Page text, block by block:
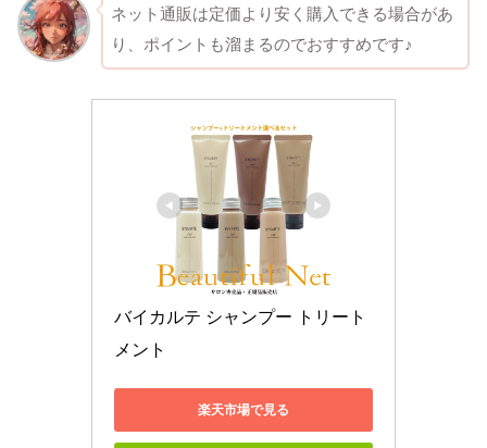
ネット通販は定価より安く購入できる場合があ
り、ポイントも溜まるのでおすすめです♪
バイカルテ シャンプー トリート
メント
楽天市場で見る